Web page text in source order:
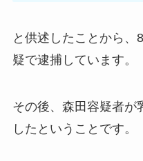
と供述したことから、
疑で逮捕しています。
その後、森田容疑者が
したということです。